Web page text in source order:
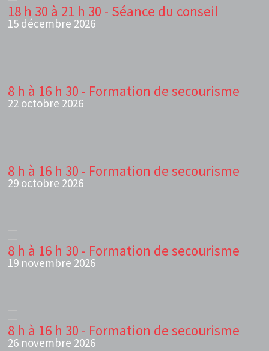
18 h 30 à 21 h 30 - Séance du conseil
15 décembre 2026
8 h à 16 h 30 - Formation de secourisme
22 octobre 2026
8 h à 16 h 30 - Formation de secourisme
29 octobre 2026
8 h à 16 h 30 - Formation de secourisme
19 novembre 2026
8 h à 16 h 30 - Formation de secourisme
26 novembre 2026